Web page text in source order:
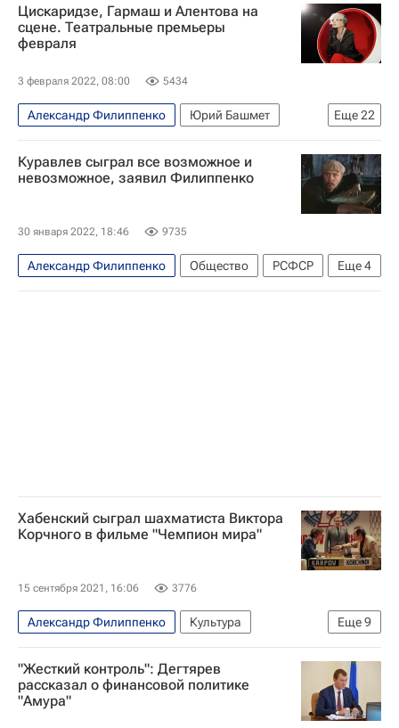
Знаменитости
звезды
Коронавирус COVID-19
Коронавирус в России
Цискаридзе, Гармаш и Алентова на
сцене. Театральные премьеры
февраля
3 февраля 2022, 08:00 5434
Еще22
Александр Филиппенко
Юрий Башмет
Антон Чехов
Сергей Гармаш
Россия
Гоголь-центр
Метрополитен-опера
Вера Алентова
Московский драматический театр имени А. С. Пушкина
Евгений Писарев
Алексей Агранович
Куравлев сыграл все возможное и
невозможное, заявил Филиппенко
30 января 2022, 18:46 9735
Еще4
Александр Филиппенко Общество
РСФСР
Леонид Куравлев
Facebook
Россия
Хабенский сыграл шахматиста Виктора
Корчного в фильме "Чемпион мира"
15 сентября 2021, 16:06 3776
Еще9
Александр Филиппенко
Культура
Константин Хабенский
Новости культуры
Филиппины
Централ Партнершип
Виктор Корчной
"Жесткий контроль": Дегтярев
рассказал о финансовой политике
"Амура"